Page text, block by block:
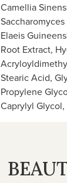
Camellia
Elaeis
Root Extract,
Stearic Acid,
Propylene
Caprylyl